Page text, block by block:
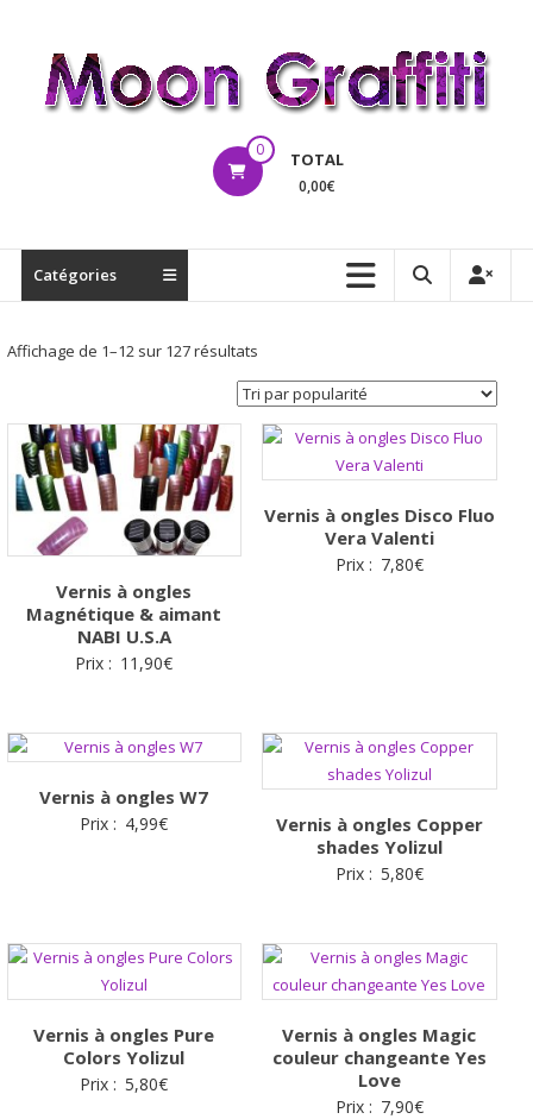
contenu
MoonGraffiti 0 TOTAL
0,00€
Catégories
Affichage de 1–12 sur 127 résultatsTrié
par
popularité
Vernis à ongles
Magnétique & aimant
NABI U.S.A
Prix : 11,90€
Vernis à ongles Disco Fluo
Vera Valenti
Prix : 7,80€
Vernis à ongles W7
Prix : 4,99€
Vernis à ongles Copper
shades Yolizul
Prix : 5,80€
Vernis à ongles Pure
Colors Yolizul
Prix : 5,80€
Vernis à ongles Magic
couleur changeante Yes
Love
Prix : 7,90€